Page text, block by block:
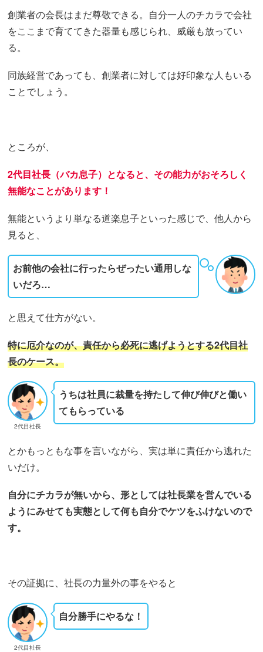
創業者の会長はまだ尊敬できる。自分一人のチカラで会社
をここまで育ててきた器量も感じられ、威厳も放ってい
る。
同族経営であっても、創業者に対しては好印象な人もいる
ことでしょう。
ところが、
2代目社長（バカ息子）となると、その能力がおそろしく
無能なことがあります！
無能というより単なる道楽息子といった感じで、他人から
見ると、
お前他の会社に行ったらぜったい通用しな
いだろ…
と思えて仕方がない。
特に厄介なのが、責任から必死に逃げようとする2代目社
長のケース。
2代目社長
うちは社員に裁量を持たして伸び伸びと働い
てもらっている
とかもっともな事を言いながら、実は単に責任から逃れた
いだけ。
自分にチカラが無いから、形としては社長業を営んでいる
ようにみせても実態として何も自分でケツをふけないので
す。
その証拠に、社長の力量外の事をやると
2代目社長
自分勝手にやるな！